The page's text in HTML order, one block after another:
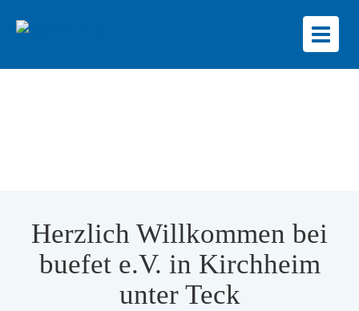
Herzlich Willkommen bei
buefet e.V. in Kirchheim
unter Teck